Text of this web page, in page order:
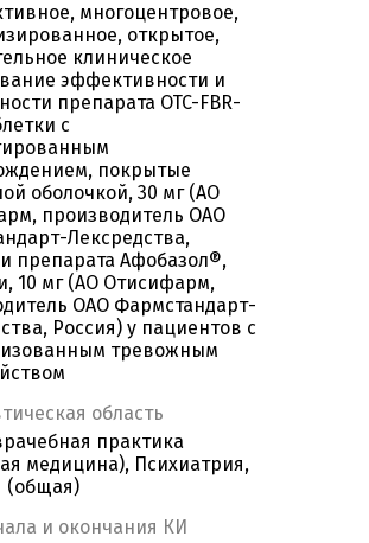
многоцентровое,
открытое,
клиническое
эффективности и
препарата OTC-FBR-
с
покрытые
оболочкой, 30 мг (АО
производитель ОАО
Лексредства,
и препарата Афобазол®,
10 мг (АО Отисифарм,
ОАО Фармстандарт-
Россия) у пациентов с
тревожным
область
практика
медицина), Психиатрия,
(общая)
и окончания КИ